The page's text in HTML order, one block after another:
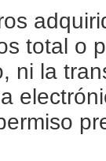
total o
ni la